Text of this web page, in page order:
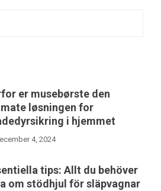
er musebørste den
løsningen for
i hjemmet
4, 2024
tips: Allt du behöver
om stödhjul för släpvagnar